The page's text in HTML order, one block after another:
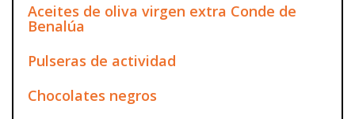
Aceites de oliva virgen extra Conde de
Benalúa
Pulseras de actividad
Chocolates negros